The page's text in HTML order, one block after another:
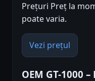
Prețuri Preț la
poate varia.
Vezi prețul
OEM GT-1000